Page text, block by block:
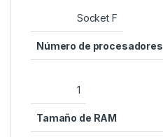
‎Socket F
Número de procesadores
‎1
Tamaño de RAM